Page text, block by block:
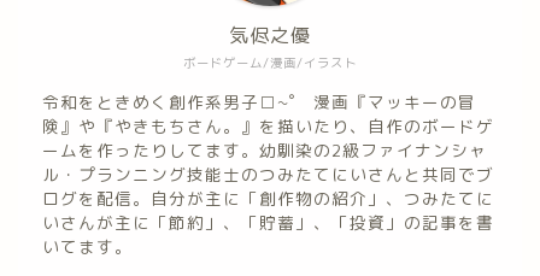
ボードゲーム/漫画/イラスト
気侭之優
令和をときめく創作系男子□~゜ 漫画『マッキーの冒
険』や『やきもちさん。』を描いたり、自作のボードゲ
ームを作ったりしてます。幼馴染の2級ファイナンシャ
ル・プランニング技能士のつみたてにいさんと共同でブ
ログを配信。自分が主に「創作物の紹介」、つみたてに
いさんが主に「節約」、「貯蓄」、「投資」の記事を書
いてます。